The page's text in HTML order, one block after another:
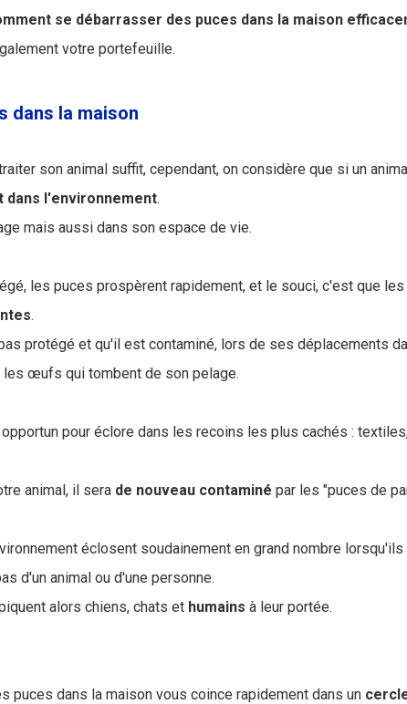
se débarrasser des puces dans la maison
votre portefeuille.
dans la maison
son animal suffit, cependant, on considère que si un
dans l'environnement.
mais aussi dans son espace de vie.
les puces prospèrent rapidement, et le souci, c'est que
.
protégé et qu'il est contaminé, lors de ses déplacements
les œufs qui tombent de son pelage.
pour éclore dans les recoins les plus cachés :
animal, il sera de nouveau contaminé par les "puces de
éclosent soudainement en grand nombre
d'un animal ou d'une personne.
alors chiens, chats et humains à leur portée.
puces dans la maison vous coince rapidement dans un